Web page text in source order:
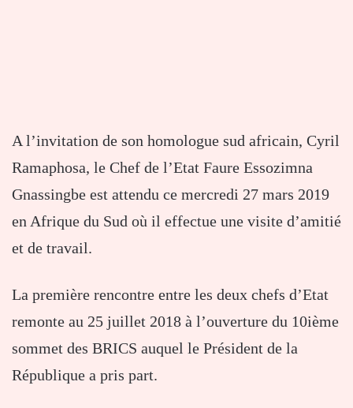
A l’invitation de son homologue sud africain, Cyril
Ramaphosa, le Chef de l’Etat Faure Essozimna
Gnassingbe est attendu ce mercredi 27 mars 2019
en Afrique du Sud où il effectue une visite d’amitié
et de travail.
La première rencontre entre les deux chefs d’Etat
remonte au 25 juillet 2018 à l’ouverture du 10ième
sommet des BRICS auquel le Président de la
République a pris part.